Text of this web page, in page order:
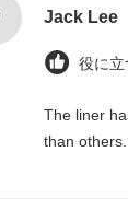
Jack Lee
役に立
The liner
than others.